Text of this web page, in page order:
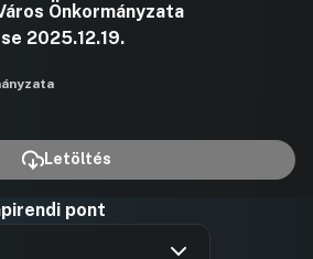
lejátszása
Önkormányzata
2025.12.19.
Letöltés
pont